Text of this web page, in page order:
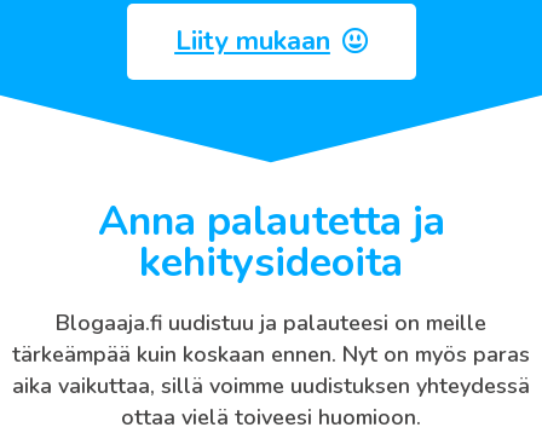
Liity mukaan
Anna palautetta ja
kehitysideoita
Blogaaja.fi uudistuu ja palauteesi on meille
tärkeämpää kuin koskaan ennen. Nyt on myös paras
aika vaikuttaa, sillä voimme uudistuksen yhteydessä
ottaa vielä toiveesi huomioon.